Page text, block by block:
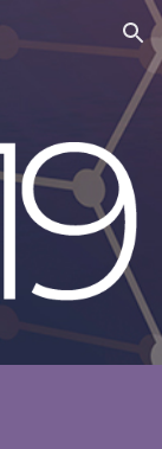
Skip to navigation